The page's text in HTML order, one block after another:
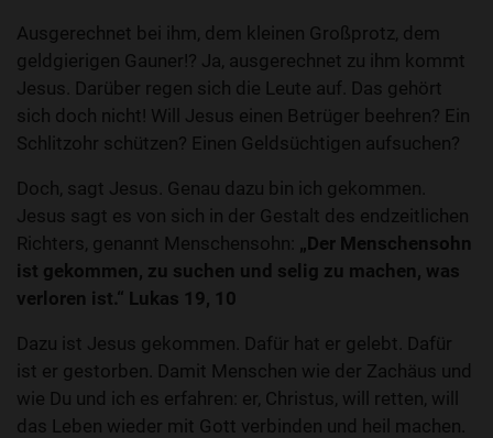
Ausgerechnet bei ihm, dem kleinen Großprotz, dem
geldgierigen Gauner!? Ja, ausgerechnet zu ihm kommt
Jesus. Darüber regen sich die Leute auf. Das gehört
sich doch nicht! Will Jesus einen Betrüger beehren? Ein
Schlitzohr schützen? Einen Geldsüchtigen aufsuchen?
Doch, sagt Jesus. Genau dazu bin ich gekommen.
Jesus sagt es von sich in der Gestalt des endzeitlichen
Richters, genannt Menschensohn: „Der Menschensohn
ist gekommen, zu suchen und selig zu machen, was
verloren ist.“ Lukas 19, 10
Dazu ist Jesus gekommen. Dafür hat er gelebt. Dafür
ist er gestorben. Damit Menschen wie der Zachäus und
wie Du und ich es erfahren: er, Christus, will retten, will
das Leben wieder mit Gott verbinden und heil machen.